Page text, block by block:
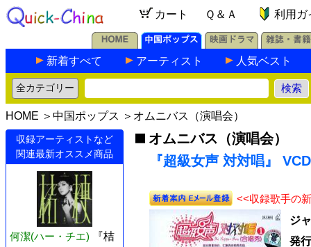
カート Ｑ＆Ａ 利用ガ
新着すべて アーティスト 人気ベスト
HOME ＞ 中国ポップス ＞ オムニバス（演唱会）
収録アーティストなど
関連最新オススメ商品
何潔(ハー・チエ)
『桔
オムニバス（演唱会）
『超級女声 対対唱』
<<収録歌手の
ジ
発